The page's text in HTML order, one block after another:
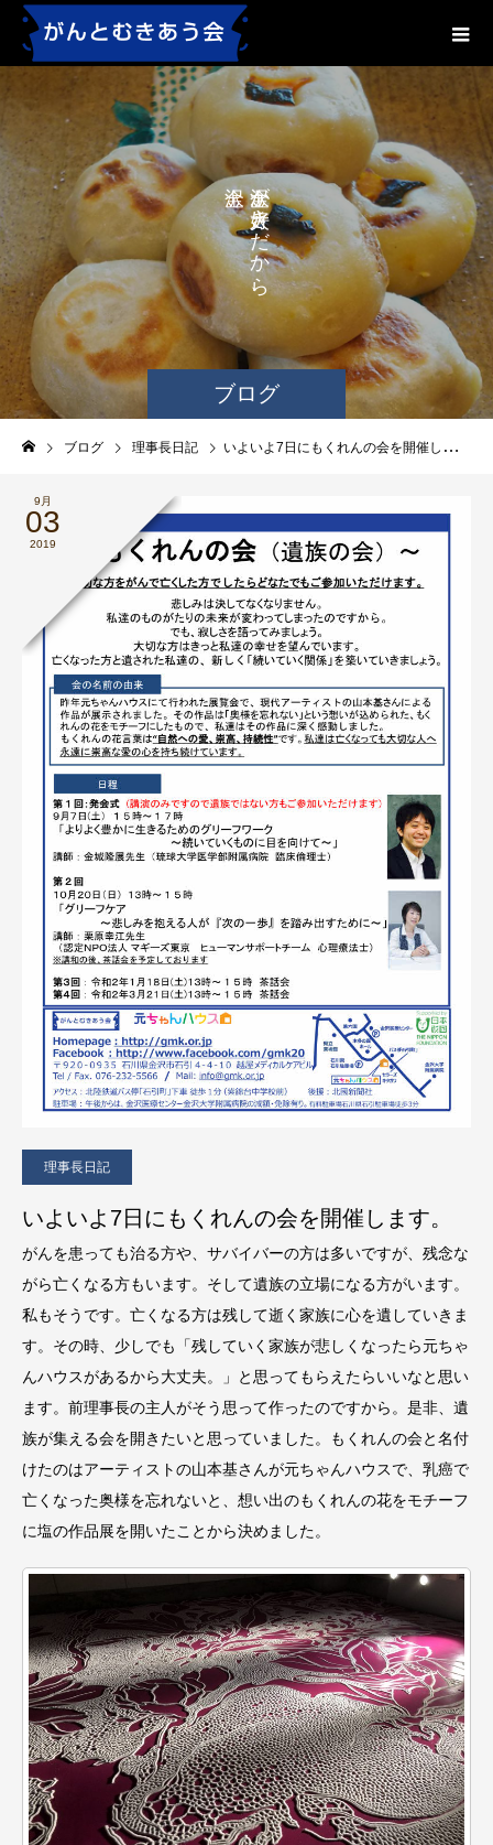
ブログ
が
き
だ
か
ら
、
が
き
な
に
ブログ 理事長日記 いよいよ7日にもくれんの会を開催します。
9月
03
2019
理事長日記
いよいよ7日にもくれんの会を開催します。
がんを患っても治る方や、サバイバーの方は多いですが、残念な
がら亡くなる方もいます。そして遺族の立場になる方がいます。
私もそうです。亡くなる方は残して逝く家族に心を遺していきま
す。その時、少しでも「残していく家族が悲しくなったら元ちゃ
んハウスがあるから大丈夫。」と思ってもらえたらいいなと思い
ます。前理事長の主人がそう思って作ったのですから。是非、遺
族が集える会を開きたいと思っていました。もくれんの会と名付
けたのはアーティストの山本基さんが元ちゃんハウスで、乳癌で
亡くなった奥様を忘れないと、想い出のもくれんの花をモチーフ
に塩の作品展を開いたことから決めました。